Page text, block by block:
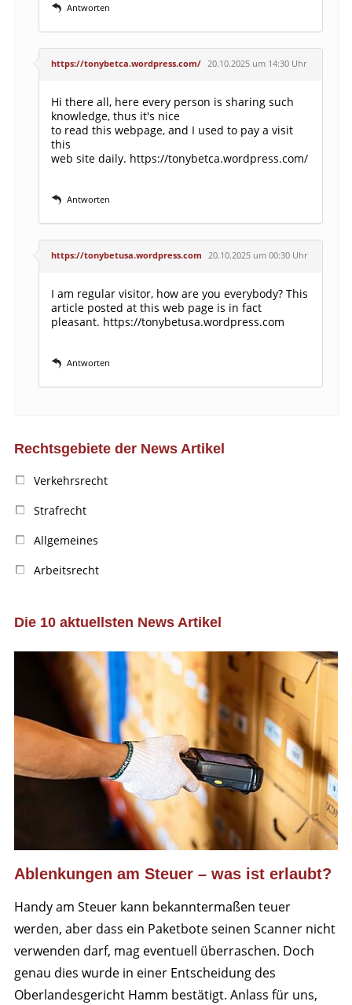
Antworten
https://tonybetca.wordpress.com/ 20.10.2025 um 14:30 Uhr
Hi there all, here every person is sharing such
knowledge, thus it's nice
to read this webpage, and I used to pay a visit
this
web site daily. https://tonybetca.wordpress.com/
Antworten
https://tonybetusa.wordpress.com 20.10.2025 um 00:30 Uhr
I am regular visitor, how are you everybody? This
article posted at this web page is in fact
pleasant. https://tonybetusa.wordpress.com
Antworten
Rechtsgebiete der News Artikel
Verkehrsrecht
Strafrecht
Allgemeines
Arbeitsrecht
Die 10 aktuellsten News Artikel
Ablenkungen am Steuer – was ist erlaubt?
Handy am Steuer kann bekanntermaßen teuer
werden, aber dass ein Paketbote seinen Scanner nicht
verwenden darf, mag eventuell überraschen. Doch
genau dies wurde in einer Entscheidung des
Oberlandesgericht Hamm bestätigt. Anlass für uns,